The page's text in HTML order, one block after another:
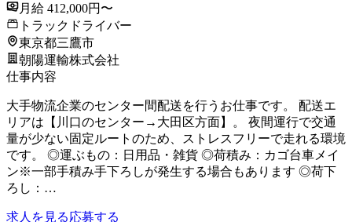
月給 412,000円〜
トラックドライバー
東京都三鷹市
朝陽運輸株式会社
仕事内容
大手物流企業のセンター間配送を行うお仕事です。 配送エ
リアは【川口のセンター→大田区方面】。 夜間運行で交通
量が少ない固定ルートのため、ストレスフリーで走れる環境
です。 ◎運ぶもの：日用品・雑貨 ◎荷積み：カゴ台車メイ
ン※一部手積み手下ろしが発生する場合もあります ◎荷下
ろし：…
求人を見る応募する